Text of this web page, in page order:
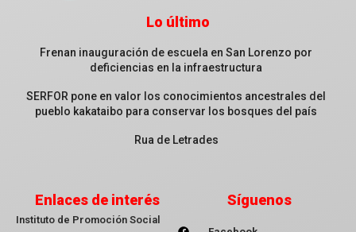
Lo último
Frenan inauguración de escuela en San Lorenzo por
deficiencias en la infraestructura
SERFOR pone en valor los conocimientos ancestrales del
pueblo kakataibo para conservar los bosques del país
Rua de Letrades
Enlaces de interés
Instituto de Promoción Social
Síguenos